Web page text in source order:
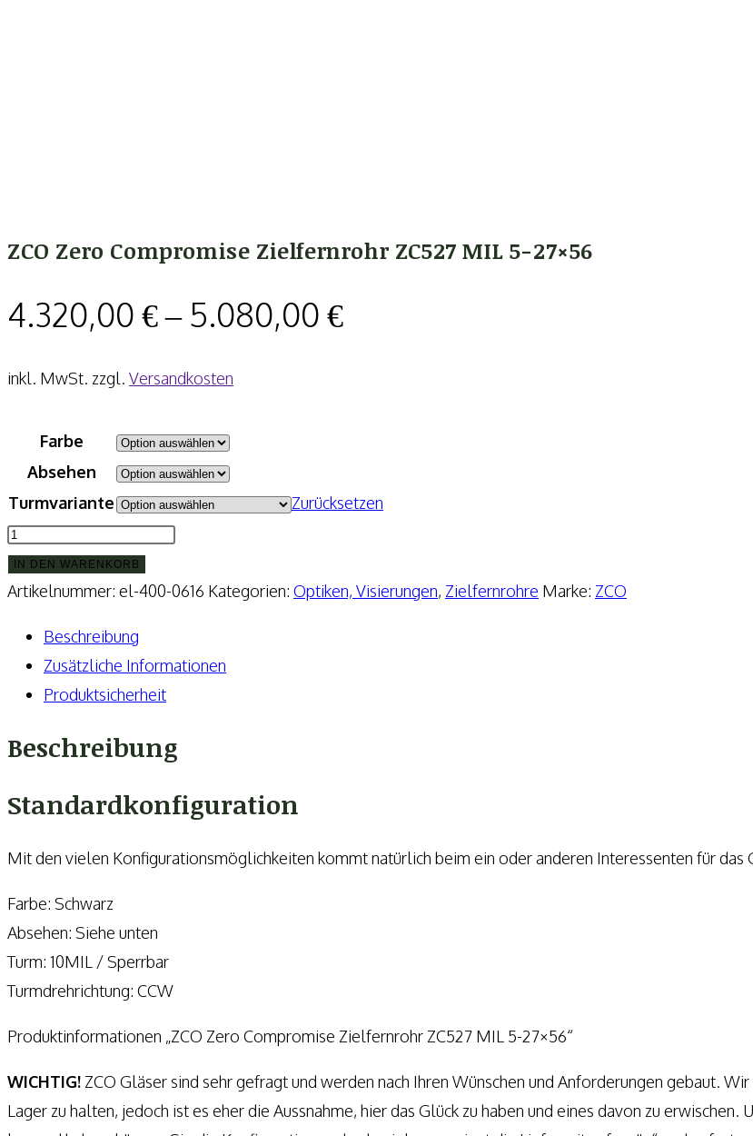
ZCO Zero Compromise Zielfernrohr ZC527 MIL 5-27×56
4.320,00 €– 5.080,00 €
inkl. MwSt. zzgl. Versandkosten
Farbe
Absehen
Turmvariante
Zurücksetzen
ZCO
Zero
Compromise
ZC527
IN DEN WARENKORB
Artikelnummer: el-400-0616 Kategorien: Optiken, Visierungen, Zielfernrohre Marke: ZCO
Beschreibung
Zusätzliche Informationen
Produktsicherheit
Beschreibung
Standardkonfiguration
Mit den vielen Konfigurationsmöglichkeiten kommt natürlich beim ein oder anderen Interessenten für das
Farbe: Schwarz
Absehen: Siehe unten
Turm: 10MIL / Sperrbar
Turmdrehrichtung: CCW
Produktinformationen „ZCO Zero Compromise Zielfernrohr ZC527 MIL 5-27×56“
WICHTIG! ZCO Gläser sind sehr gefragt und werden nach Ihren Wünschen und Anforderungen gebaut.
Lager zu halten, jedoch ist es eher die Aussnahme, hier das Glück zu haben und eines davon zu